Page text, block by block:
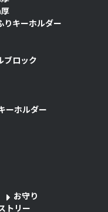
りキーホルダー
ブロック
ーホルダー
お守り
トリー